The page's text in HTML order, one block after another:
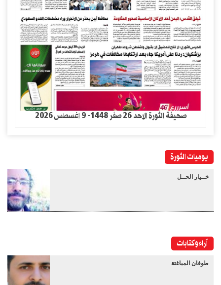
صحيفة الثورة الاحد 26 صفر 1448- 9 اغسطس 2026
يوميات الثورة
خــيار الحــل
آراء وكتابات
طوفان المباغتة